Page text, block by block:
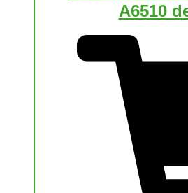
A6510